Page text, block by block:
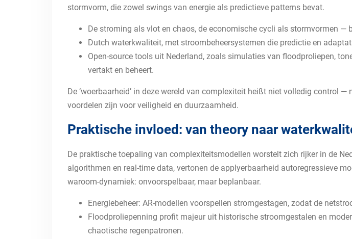
stormvorm, die zowel swings van energie als predictieve patterns bevat.
De stroming als vlot en chaos, de economische cycli als stormvormen —
Dutch waterkwaliteit, met stroombeheersystemen die predictie en
Open-source tools uit Nederland, zoals simulaties van floodproliepen,
vertakt en beheert.
De ‘woerbaarheid’ in deze wereld van complexiteit heißt niet volledig control
voordelen zijn voor veiligheid en duurzaamheid.
Praktische invloed: van theory naar
De praktische toepaling van complexiteitsmodellen worstelt zich rijker in de
algorithmen en real-time data, vertonen de applyerbaarheid autoregressieve
waroom-dynamiek: onvoorspelbaar, maar beplanbaar.
Energiebeheer: AR-modellen voorspellen stromgestagen, zodat de
Floodproliepenning profit majeur uit historische stroomgestalen en
chaotische regenpatronen.